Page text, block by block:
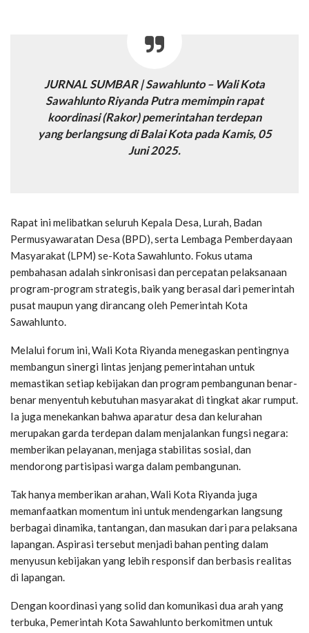
JURNAL SUMBAR | Sawahlunto – Wali Kota
Sawahlunto Riyanda Putra memimpin rapat
koordinasi (Rakor) pemerintahan terdepan
yang berlangsung di Balai Kota pada Kamis, 05
Juni 2025.
Rapat ini melibatkan seluruh Kepala Desa, Lurah, Badan
Permusyawaratan Desa (BPD), serta Lembaga Pemberdayaan
Masyarakat (LPM) se-Kota Sawahlunto. Fokus utama
pembahasan adalah sinkronisasi dan percepatan pelaksanaan
program-program strategis, baik yang berasal dari pemerintah
pusat maupun yang dirancang oleh Pemerintah Kota
Sawahlunto.
Melalui forum ini, Wali Kota Riyanda menegaskan pentingnya
membangun sinergi lintas jenjang pemerintahan untuk
memastikan setiap kebijakan dan program pembangunan benar-
benar menyentuh kebutuhan masyarakat di tingkat akar rumput.
Ia juga menekankan bahwa aparatur desa dan kelurahan
merupakan garda terdepan dalam menjalankan fungsi negara:
memberikan pelayanan, menjaga stabilitas sosial, dan
mendorong partisipasi warga dalam pembangunan.
Tak hanya memberikan arahan, Wali Kota Riyanda juga
memanfaatkan momentum ini untuk mendengarkan langsung
berbagai dinamika, tantangan, dan masukan dari para pelaksana
lapangan. Aspirasi tersebut menjadi bahan penting dalam
menyusun kebijakan yang lebih responsif dan berbasis realitas
di lapangan.
Dengan koordinasi yang solid dan komunikasi dua arah yang
terbuka, Pemerintah Kota Sawahlunto berkomitmen untuk